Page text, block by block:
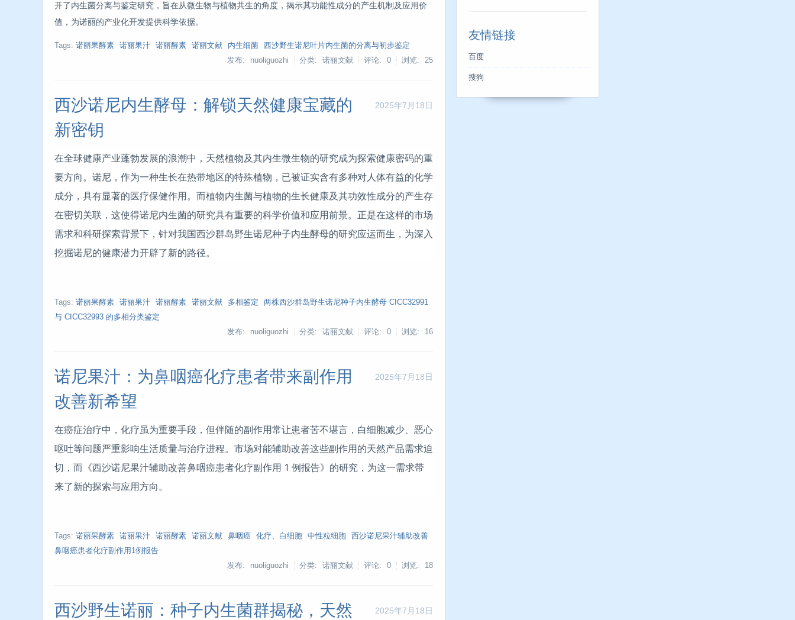
开了内生菌分离与鉴定研究，旨在从微生物与植物共生的角度，揭示其功能性成分的产生机制及应用价
值，为诺丽的产业化开发提供科学依据。
Tags: 诺丽果酵素 诺丽果汁 诺丽酵素 诺丽文献 内生细菌
西沙野生诺尼叶片内生菌的分离与初步鉴定
发布: nuoliguozhi
分类: 诺丽文献 评论: 0 浏览: 25
2025年7月18日
西沙诺尼内生酵母：解锁天然健康宝藏的
新密钥
在全球健康产业蓬勃发展的浪潮中，天然植物及其内生微生物的研究成为探索健康密码的重
要方向。诺尼，作为一种生长在热带地区的特殊植物，已被证实含有多种对人体有益的化学
成分，具有显著的医疗保健作用。而植物内生菌与植物的生长健康及其功效性成分的产生存
在密切关联，这使得诺尼内生菌的研究具有重要的科学价值和应用前景。正是在这样的市场
需求和科研探索背景下，针对我国西沙群岛野生诺尼种子内生酵母的研究应运而生，为深入
挖掘诺尼的健康潜力开辟了新的路径。
Tags: 诺丽果酵素 诺丽果汁 诺丽酵素 诺丽文献 多相鉴定
两株西沙群岛野生诺尼种子内生酵母 CICC32991
与 CICC32993 的多相分类鉴定
发布: nuoliguozhi
分类: 诺丽文献 评论: 0 浏览: 16
2025年7月18日
诺尼果汁：为鼻咽癌化疗患者带来副作用
改善新希望
在癌症治疗中，化疗虽为重要手段，但伴随的副作用常让患者苦不堪言，白细胞减少、恶心
呕吐等问题严重影响生活质量与治疗进程。市场对能辅助改善这些副作用的天然产品需求迫
切，而《西沙诺尼果汁辅助改善鼻咽癌患者化疗副作用 1 例报告》的研究，为这一需求带
来了新的探索与应用方向。
Tags: 诺丽果酵素 诺丽果汁 诺丽酵素 诺丽文献 鼻咽癌 化疗、白细胞 中性粒细胞
西沙诺尼果汁辅助改善
鼻咽癌患者化疗副作用1例报告
发布: nuoliguozhi
分类: 诺丽文献 评论: 0 浏览: 18
2025年7月18日
西沙野生诺丽：种子内生菌群揭秘，天然
友情链接
百度
搜狗